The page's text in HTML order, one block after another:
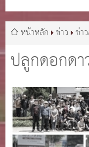
ปลูกดอกดา
หน้าหลัก ข่าว ข่า